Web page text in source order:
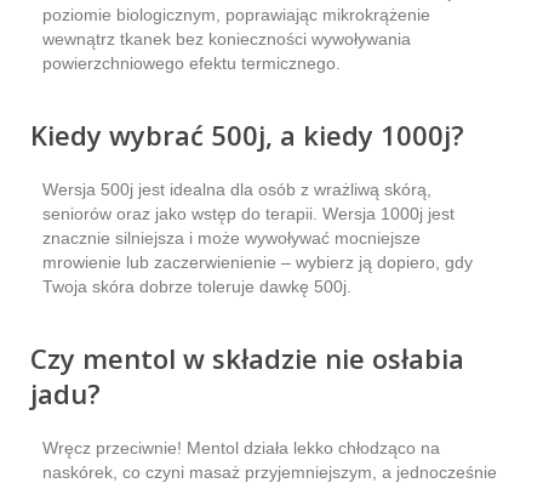
poziomie biologicznym, poprawiając mikrokrążenie
wewnątrz tkanek bez konieczności wywoływania
powierzchniowego efektu termicznego.
Kiedy wybrać 500j, a kiedy 1000j?
Wersja 500j jest idealna dla osób z wrażliwą skórą,
seniorów oraz jako wstęp do terapii. Wersja 1000j jest
znacznie silniejsza i może wywoływać mocniejsze
mrowienie lub zaczerwienienie – wybierz ją dopiero, gdy
Twoja skóra dobrze toleruje dawkę 500j.
Czy mentol w składzie nie osłabia
jadu?
Wręcz przeciwnie! Mentol działa lekko chłodząco na
naskórek, co czyni masaż przyjemniejszym, a jednocześnie